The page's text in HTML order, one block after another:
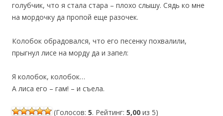
голубчик, что я стала стара – плохо слышу. Сядь ко мне
на мордочку да пропой еще разочек.
Колобок обрадовался, что его песенку похвалили,
прыгнул лисе на морду да и запел:
Я колобок, колобок…
А лиса его – гам! – и съела.
(Голосов: 5. Рейтинг: 5,00 из 5)